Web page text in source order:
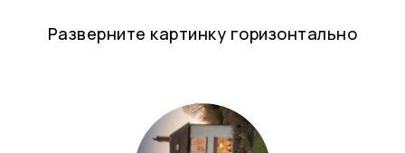
Разверните картинку горизонтально